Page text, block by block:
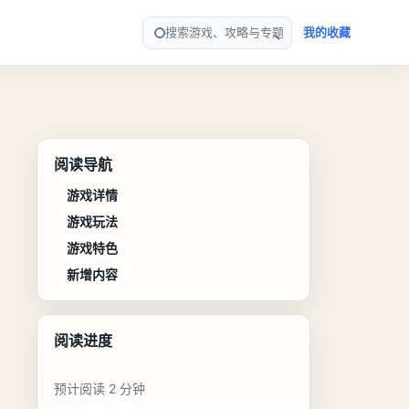
搜索游戏、攻略与专题 我的收藏
阅读导航
游戏详情
游戏玩法
游戏特色
新增内容
阅读进度
预计阅读 2 分钟